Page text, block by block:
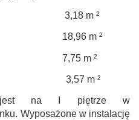
3,18 m ²
m ²
m ²
m ²
jest na I piętrze w
Wyposażone w instalację